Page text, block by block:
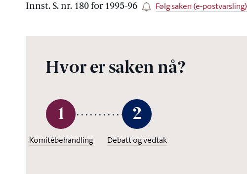
Innst. S. nr. 180 for 1995-96 Følg saken (e-postvarsling)
Hvor er saken nå?
1
Komitébehandling
2
Debatt og vedtak